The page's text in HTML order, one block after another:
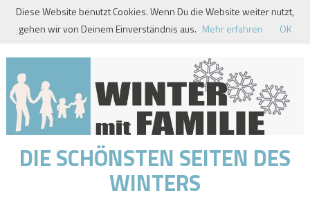
Skip
DIE SCHÖNSTEN SEITEN DES
WINTERS
Diese Website benutzt Cookies. Wenn Du die Website weiter nutzt,
gehen wir von Deinem Einverständnis aus. Mehr erfahren OK